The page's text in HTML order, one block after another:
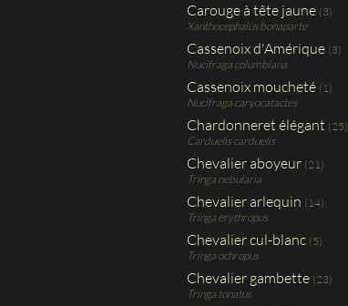
Carouge à tête jaune (3)
Xanthocephalus bonaparte
Cassenoix d'Amérique (3)
Nucifraga columbiana
Cassenoix moucheté (1)
Nucifraga caryocatactes
Chardonneret élégant (25)
Carduelis carduelis
Chevalier aboyeur (21)
Tringa nebularia
Chevalier arlequin (14)
Tringa erythropus
Chevalier cul-blanc (5)
Tringa ochropus
Chevalier gambette (23)
Tringa tonatus